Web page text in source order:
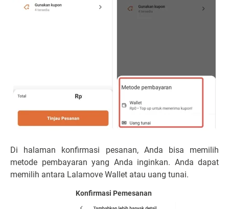
Di halaman konfirmasi pesanan, Anda bisa memilih
metode pembayaran yang Anda inginkan. Anda dapat
memilih antara Lalamove Wallet atau uang tunai.
Konfirmasi Pemesanan